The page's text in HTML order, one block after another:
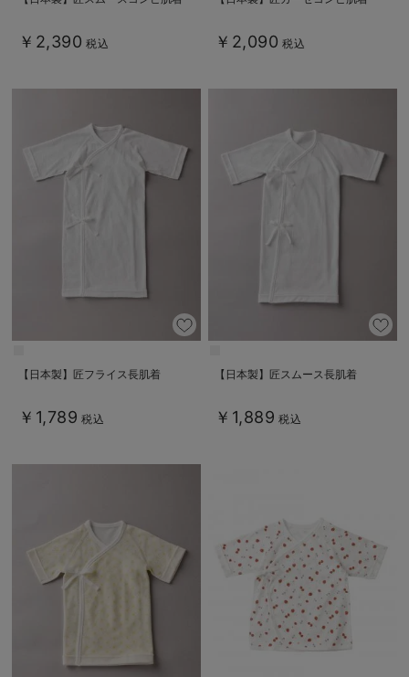
￥2,390 税込 ￥2,090 税込
【日本製】匠フライス長肌着
￥1,789 税込
【日本製】匠スムース長肌着
￥1,889 税込